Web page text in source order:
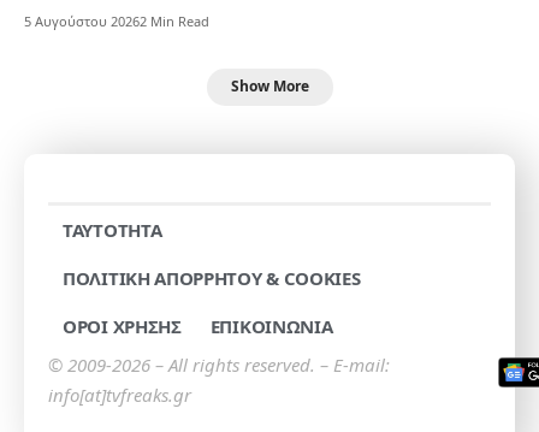
5 Αυγούστου 20262 Min Read
Show More
TAYTOTHTA
ΠΟΛΙΤΙΚΗ ΑΠΟΡΡΗΤΟΥ & COOKIES
ΟΡΟΙ ΧΡΗΣΗΣ
ΕΠΙΚΟΙΝΩΝΙΑ
© 2009-2026 – All rights reserved. – E-mail:
info[at]tvfreaks.gr